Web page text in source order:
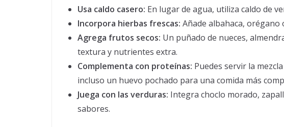
Usa caldo casero: En lugar de agua, utiliza caldo de
Incorpora hierbas frescas: Añade albahaca,
Agrega frutos secos: Un puñado de nueces,
textura y nutrientes extra.
Complementa con proteínas: Puedes servir la
incluso un huevo pochado para una comida más
Juega con las verduras: Integra choclo morado,
sabores.